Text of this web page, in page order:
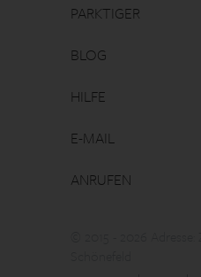
PARKTIGER
BLOG
HILFE
E-MAIL
ANRUFEN